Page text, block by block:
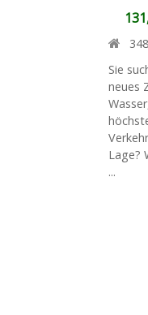
Sie
neues
Lage?
...